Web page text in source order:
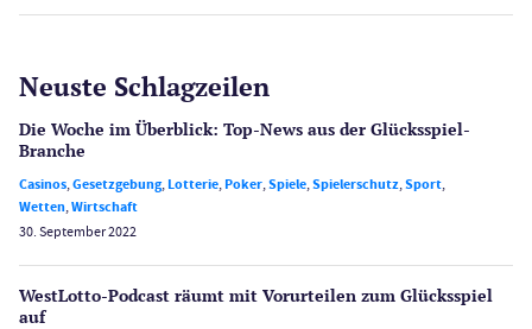
Neuste Schlagzeilen
Die Woche im Überblick: Top-News aus der Glücksspiel-
Branche
Casinos,Gesetzgebung,Lotterie,Poker,Spiele,Spielerschutz,Sport,
Wetten,Wirtschaft
30. September 2022
WestLotto-Podcast räumt mit Vorurteilen zum Glücksspiel
auf